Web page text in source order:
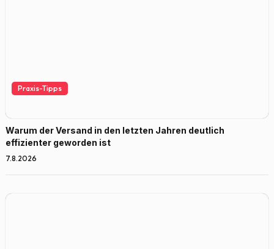
Praxis-Tipps
Warum der Versand in den letzten Jahren deutlich
effizienter geworden ist
7.8.2026